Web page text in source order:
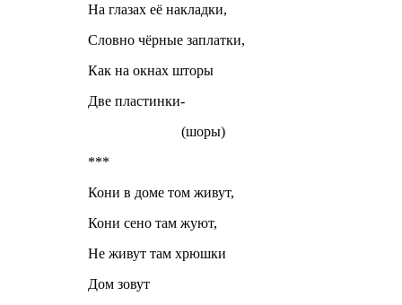
На глазах её накладки,
Словно чёрные заплатки,
Как на окнах шторы
Две пластинки-
(шоры)
***
Кони в доме том живут,
Кони сено там жуют,
Не живут там хрюшки
Дом зовут